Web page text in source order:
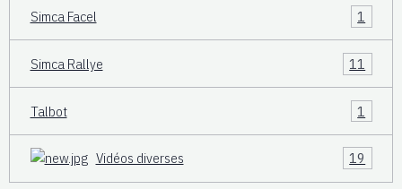
Simca Facel 1
Simca Rallye 11
Talbot 1
Vidéos diverses 19